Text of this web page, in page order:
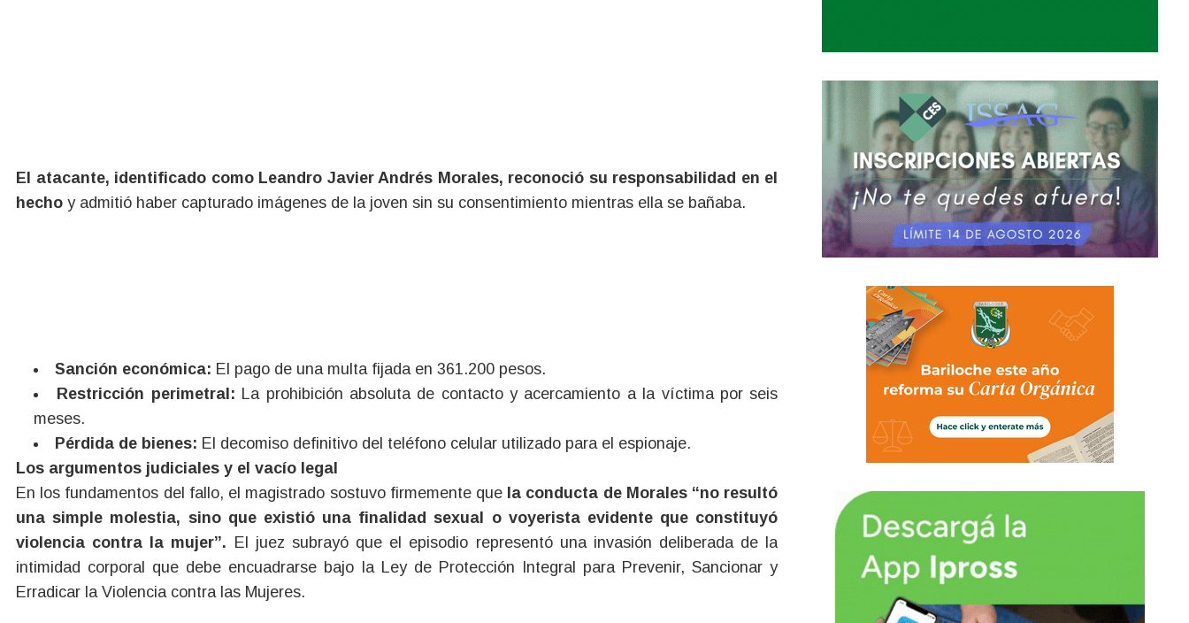
El atacante, identificado como Leandro Javier Andrés Morales, reconoció su responsabilidad en el
hecho y admitió haber capturado imágenes de la joven sin su consentimiento mientras ella se bañaba.
Sanción económica: El pago de una multa fijada en 361.200 pesos.
Restricción perimetral: La prohibición absoluta de contacto y acercamiento a la víctima por seis
meses.
Pérdida de bienes: El decomiso definitivo del teléfono celular utilizado para el espionaje.
Los argumentos judiciales y el vacío legal
En los fundamentos del fallo, el magistrado sostuvo firmemente que la conducta de Morales “no resultó
una simple molestia, sino que existió una finalidad sexual o voyerista evidente que constituyó
violencia contra la mujer”. El juez subrayó que el episodio representó una invasión deliberada de la
intimidad corporal que debe encuadrarse bajo la Ley de Protección Integral para Prevenir, Sancionar y
Erradicar la Violencia contra las Mujeres.